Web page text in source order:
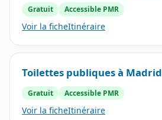
Gratuit Accessible PMR
Voir la ficheItinéraire
Toilettes publiques à Madrid
Gratuit Accessible PMR
Voir la ficheItinéraire